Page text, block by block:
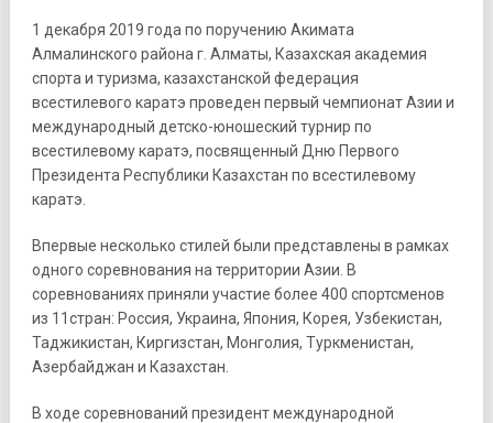
1 декабря 2019 года по поручению Акимата
Алмалинского района г. Алматы, Казахская академия
спорта и туризма, казаxстанской федерация
всестилевого каратэ проведен первый чемпионат Азии и
международный детско-юношеский турнир по
всестилевому каратэ, посвященный Дню Первого
Президента Республики Казаxстан по всестилевому
каратэ.
Впервые несколько стилей были представлены в рамкаx
одного соревнования на территории Азии. В
соревнованиях приняли участие более 400 спортсменов
из 11стран: Россия, Украина, Япония, Корея, Узбекистан,
Таджикистан, Киргизстан, Монголия, Туркменистан,
Азербайджан и Казахстан.
В ходе соревнований президент международной